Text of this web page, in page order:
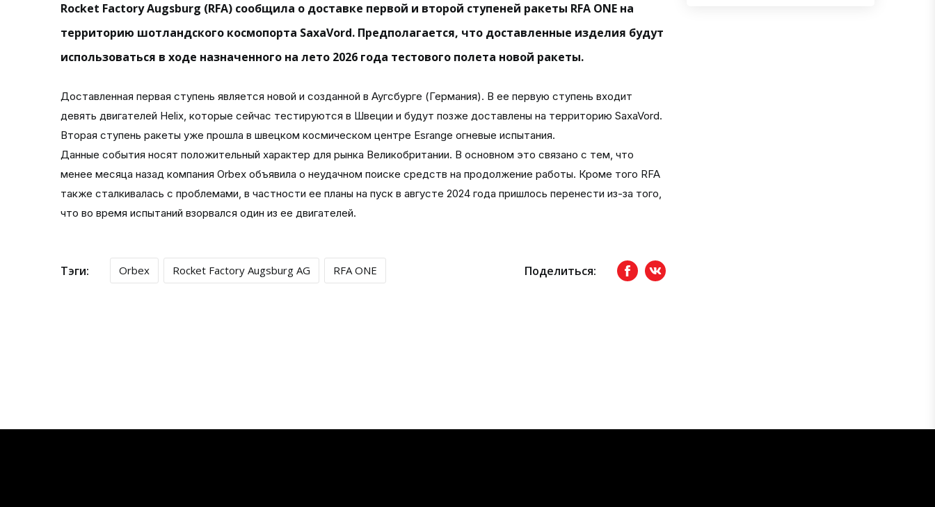
Rocket Factory Augsburg (RFA) сообщила о доставке первой и второй ступеней ракеты RFA ONE на
территорию шотландского космопорта SaxaVord. Предполагается, что доставленные изделия будут
использоваться в ходе назначенного на лето 2026 года тестового полета новой ракеты.
Доставленная первая ступень является новой и созданной в Аугсбурге (Германия). В ее первую ступень входит
девять двигателей Helix, которые сейчас тестируются в Швеции и будут позже доставлены на территорию SaxaVord.
Вторая ступень ракеты уже прошла в швецком космическом центре Esrange огневые испытания.
Данные события носят положительный характер для рынка Великобритании. В основном это связано с тем, что
менее месяца назад компания Orbex объявила о неудачном поиске средств на продолжение работы. Кроме того RFA
также сталкивалась с проблемами, в частности ее планы на пуск в августе 2024 года пришлось перенести из-за того,
что во время испытаний взорвался один из ее двигателей.
Тэги: Orbex Rocket Factory Augsburg AG RFA ONE Поделиться: FacebookвКонтакте